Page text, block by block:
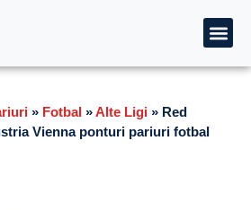
» Fotbal »Alte Ligi » Red
Vienna ponturi pariuri fotbal